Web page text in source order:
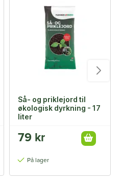
Så- og priklejord til
økologisk dyrkning - 17
liter
79 kr
På lager